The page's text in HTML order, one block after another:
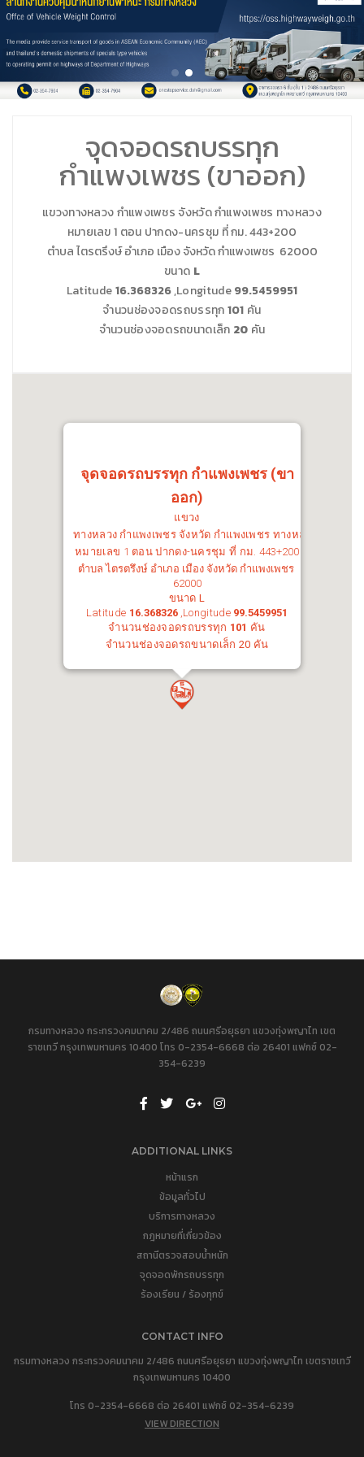
จุดจอดรถบรรทุก
กำแพงเพชร (ขาออก)
แขวงทางหลวง กำแพงเพชร จังหวัดกำแพงเพชร ทางหลวง
หมายเลข 1 ตอน ปากดง-นครชุม ที่ กม.443+200
ตำบล ไตรตรึงษ์ อำเภอ เมือง จังหวัด กำแพงเพชร 62000
ขนาด L
Latitude16.368326,Longitude99.5459951
จำนวนช่องจอดรถบรรทุก101 คัน
จำนวนช่องจอดรถขนาดเล็ก 20 คัน
จุดจอดรถบรรทุก กำแพงเพชร (ขา
ออก)
แขวง
ทางหลวง กำแพงเพชร จังหวัด กำแพงเพชร ทางหลวง
หมายเลข 1 ตอนปากดง-นครชุม ที่ กม. 443+200
ตำบล ไตรตรึงษ์ อำเภอ เมือง จังหวัด กำแพงเพชร
62000
ขนาดL
Latitude 16.368326,Longitude 99.5459951
จำนวนช่องจอดรถบรรทุก 101 คัน
จำนวนช่องจอดรถขนาดเล็ก 20 คัน
กรมทางหลวง กระทรวงคมนาคม 2/486 ถนนศรีอยุธยา แขวงทุ่งพญาไท เขต
ราชเทวี กรุงเทพมหานคร 10400 โทร 0-2354-6668 ต่อ 26401 แฟกซ์ 02-
354-6239
ADDITIONAL LINKS
หน้าแรก
ข้อมูลทั่วไป
บริการทางหลวง
กฎหมายที่เกี่ยวข้อง
สถานีตรวจสอบน้ำหนัก
จุดจอดพักรถบรรทุก
ร้องเรียน / ร้องทุกข์
CONTACT INFO
กรมทางหลวง กระทรวงคมนาคม 2/486 ถนนศรีอยุธยา แขวงทุ่งพญาไท เขตราชเทวี
กรุงเทพมหานคร 10400
โทร 0-2354-6668 ต่อ 26401 แฟกซ์ 02-354-6239
VIEW DIRECTION